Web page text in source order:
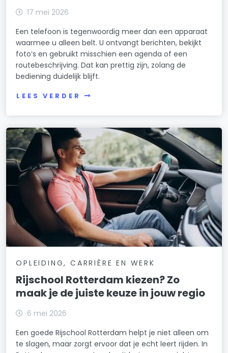
17 mei 2026
Een telefoon is tegenwoordig meer dan een apparaat
waarmee u alleen belt. U ontvangt berichten, bekijkt
foto’s en gebruikt misschien een agenda of een
routebeschrijving. Dat kan prettig zijn, zolang de
bediening duidelijk blijft.
LEES VERDER
OPLEIDING, CARRIÈRE EN WERK
Rijschool Rotterdam kiezen? Zo
maak je de juiste keuze in jouw regio
6 mei 2026
Een goede Rijschool Rotterdam helpt je niet alleen om
te slagen, maar zorgt ervoor dat je echt leert rijden. In